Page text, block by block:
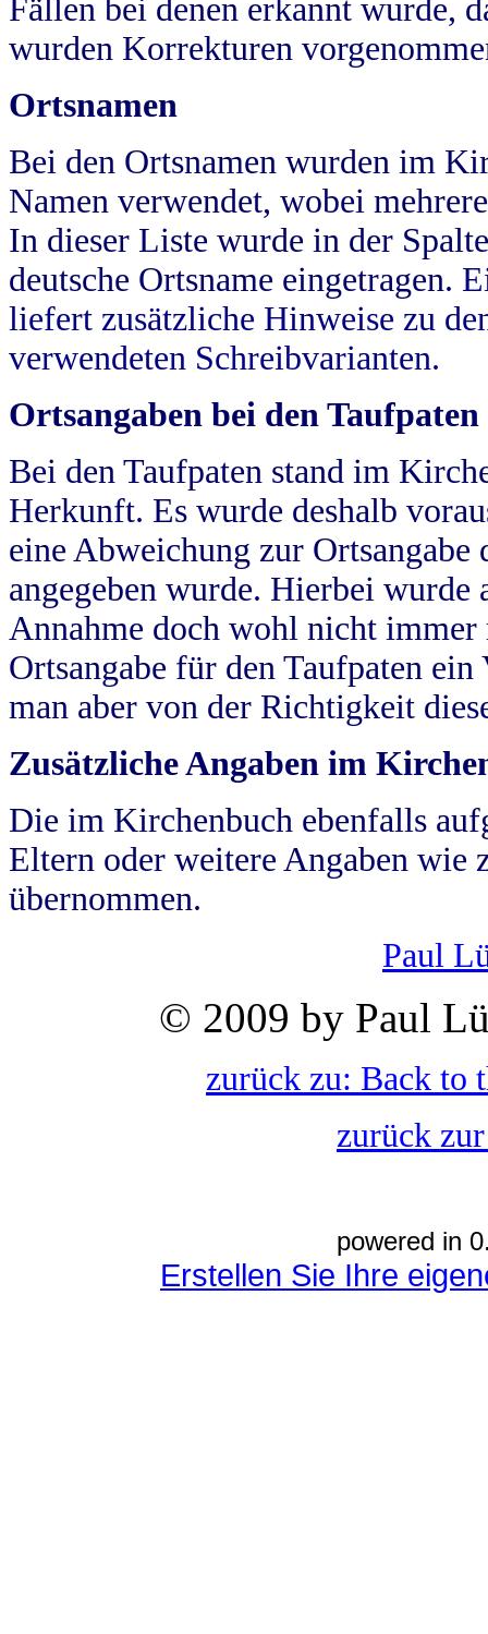
Fällen bei denen erkannt wurde,
wurden Korrekturen
Ortsnamen
Bei den Ortsnamen wurden im
Namen verwendet, wobei
In dieser Liste wurde in der
deutsche Ortsname eingetragen.
liefert zusätzliche Hinweise zu
verwendeten Schreibvarianten.
Ortsangaben bei den Taufpaten
Bei den Taufpaten stand im
Herkunft. Es wurde deshalb
eine Abweichung zur
angegeben wurde. Hierbei wurde
Annahme doch wohl nicht
Ortsangabe für den Taufpaten
man aber von der Richtigkeit
Zusätzliche Angaben im
Die im Kirchenbuch ebenfalls
Eltern oder weitere Angaben wie
übernommen.
Paul
© 2009 by Paul
zurück zu: Back to
zurück
powered in
Erstellen Sie Ihre